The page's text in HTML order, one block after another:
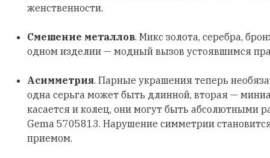
женственности.
Смешение металлов. Микс золота, серебра,
одном изделии — модный вызов устоявшимся
Асимметрия. Парные украшения теперь
одна серьга может быть длинной, вторая —
касается и колец, они могут быть абсолютными
Gema 5705813. Нарушение симметрии
приемом.